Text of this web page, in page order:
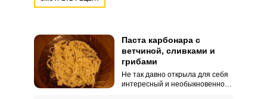
Паста карбонара с
ветчиной, сливками и
грибами
Не так давно открыла для себя
интересный и необыкновенно